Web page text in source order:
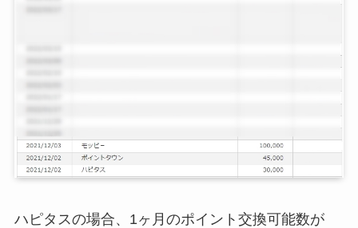
ハピタスの場合、1ヶ月のポイント交換可能数が